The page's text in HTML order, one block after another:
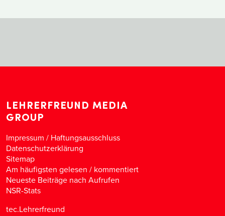
LEHRERFREUND MEDIA
GROUP
Impressum / Haftungsausschluss
Datenschutzerklärung
Sitemap
Am häufigsten gelesen / kommentiert
Neueste Beiträge nach Aufrufen
NSR-Stats
tec.Lehrerfreund